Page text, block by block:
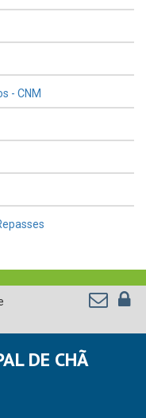
- CNM
DE CHÃ